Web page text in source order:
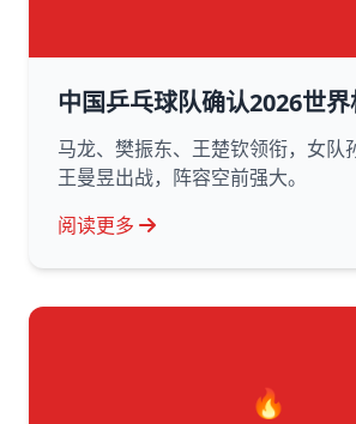
中国乒乓球队确认2026世
马龙、樊振东、王楚钦领衔，女队
王曼昱出战，阵容空前强大。
阅读更多
🔥